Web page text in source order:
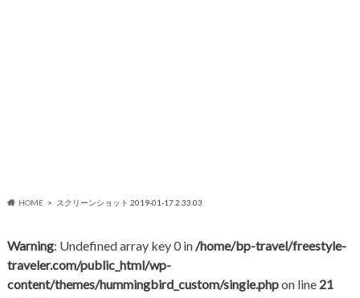
HOME スクリーンショット 2019-01-17 2.33.03
Warning: Undefined array key 0 in/home/bp-travel/freestyle-
traveler.com/public_html/wp-
content/themes/hummingbird_custom/single.phpon line 21